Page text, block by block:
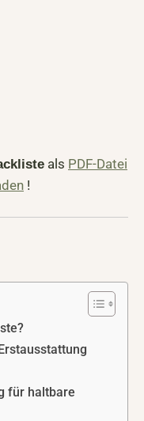
als PDF-Datei
!
für haltbare